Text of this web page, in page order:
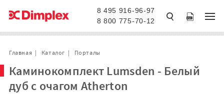
8 495 916-96-97
8 800 775-70-12
Главная Каталог Порталы
Каминокомплект Lumsden - Белый
дуб с очагом Atherton